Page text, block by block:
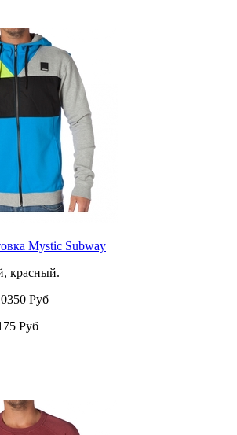
Mystic Subway
красный.
Руб
Руб